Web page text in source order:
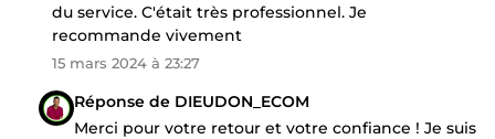
du service. C'était très professionnel. Je
recommande vivement
15 mars 2024 à 23:27
Réponse de DIEUDON_ECOM
Merci pour votre retour et votre confiance ! Je suis